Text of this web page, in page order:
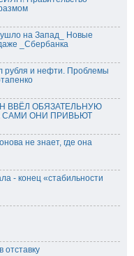
на Запад_ Новые
_Сбербанка
рубля и нефти. Проблемы
ВВЁЛ ОБЯЗАТЕЛЬНУЮ
САМИ ОНИ ПРИВЬЮТ
не знает, где она
- конец «стабильности
отставку